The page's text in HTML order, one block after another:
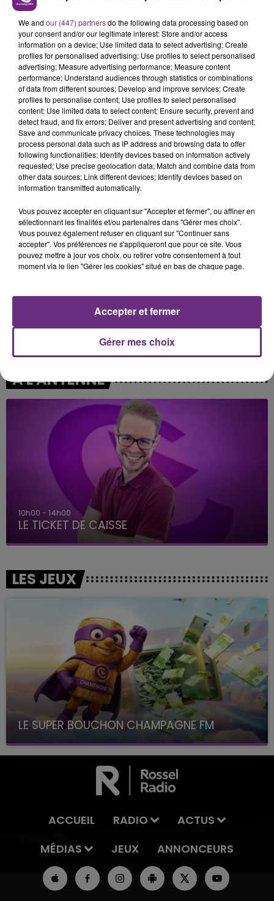
19h29
19h29
CALVIN HARRIS FEAT. RIHANNA
This Is What You Came For
19h25
19h25
ORIA
Soiree Mondaine
RAYE
Where Is My Husband!
ALEX WARREN
Fever Dream
A L'ANTENNE
14h00 - 15h00
La Radio Pop
LES JEUX
LE SUPER BOUCHON CHAMPAGNE FM
avec La Famille Champagne FM, à 8H10
ACCUEIL RADIO
ACTUS
MÉDIAS
JEUX ANNONCEURS
We and our (447) partnersdo the following data processing based on
your consent and/or our legitimate interest: Store and/or access
information on a device; Use limited data to select advertising; Create
profiles for personalised advertising; Use profiles to select personalised
advertising; Measure advertising performance; Measure content
performance; Understand audiences through statistics or combinations
of data from different sources; Develop and improve services; Create
profiles to personalise content; Use profiles to select personalised
content; Use limited data to select content; Ensure security, prevent and
detect fraud, and fix errors; Deliver and present advertising and content;
Save and communicate privacy choices. These technologies may
process personal data such as IP address and browsing data to offer
following functionalities: Identify devices based on information actively
requested; Use precise geolocation data; Match and combine data from
other data sources; Link different devices; Identify devices based on
information transmitted automatically.
Vous pouvez accepter en cliquant sur "Accepter et fermer", ou affiner en
sélectionnant les finalités et/ou partenaires dans "Gérer mes choix".
Vous pouvez également refuser en cliquant sur "Continuer sans
accepter". Vos préférences ne s'appliqueront que pour ce site. Vous
pouvez mettre à jour vos choix, ou retirer votre consentement à tout
moment via le lien "Gérer les cookies" situé en bas de chaque page.
Gérer mes choix
Accepter et fermer